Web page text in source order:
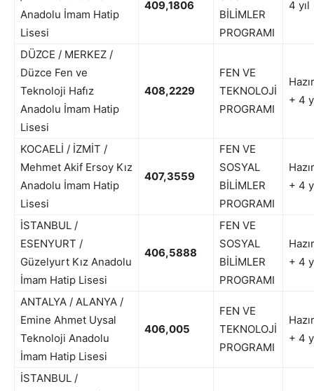
Anadolu İmam Hatip
Lisesi
409,1806
BİLİMLER
PROGRAMI
4 yıl
DÜZCE / MERKEZ /
Düzce Fen ve
Teknoloji Hafız
Anadolu İmam Hatip
Lisesi
408,2229
FEN VE
TEKNOLOJİ
PROGRAMI
+ 4
KOCAELİ / İZMİT /
Mehmet Akif Ersoy Kız
Anadolu İmam Hatip
Lisesi
407,3559
FEN VE
SOSYAL
BİLİMLER
PROGRAMI
+ 4
İSTANBUL /
ESENYURT /
Güzelyurt Kız Anadolu
İmam Hatip Lisesi
406,5888
FEN VE
SOSYAL
BİLİMLER
PROGRAMI
+ 4
ANTALYA / ALANYA /
Emine Ahmet Uysal
Teknoloji Anadolu
İmam Hatip Lisesi
406,005
FEN VE
TEKNOLOJİ
PROGRAMI
+ 4
İSTANBUL /